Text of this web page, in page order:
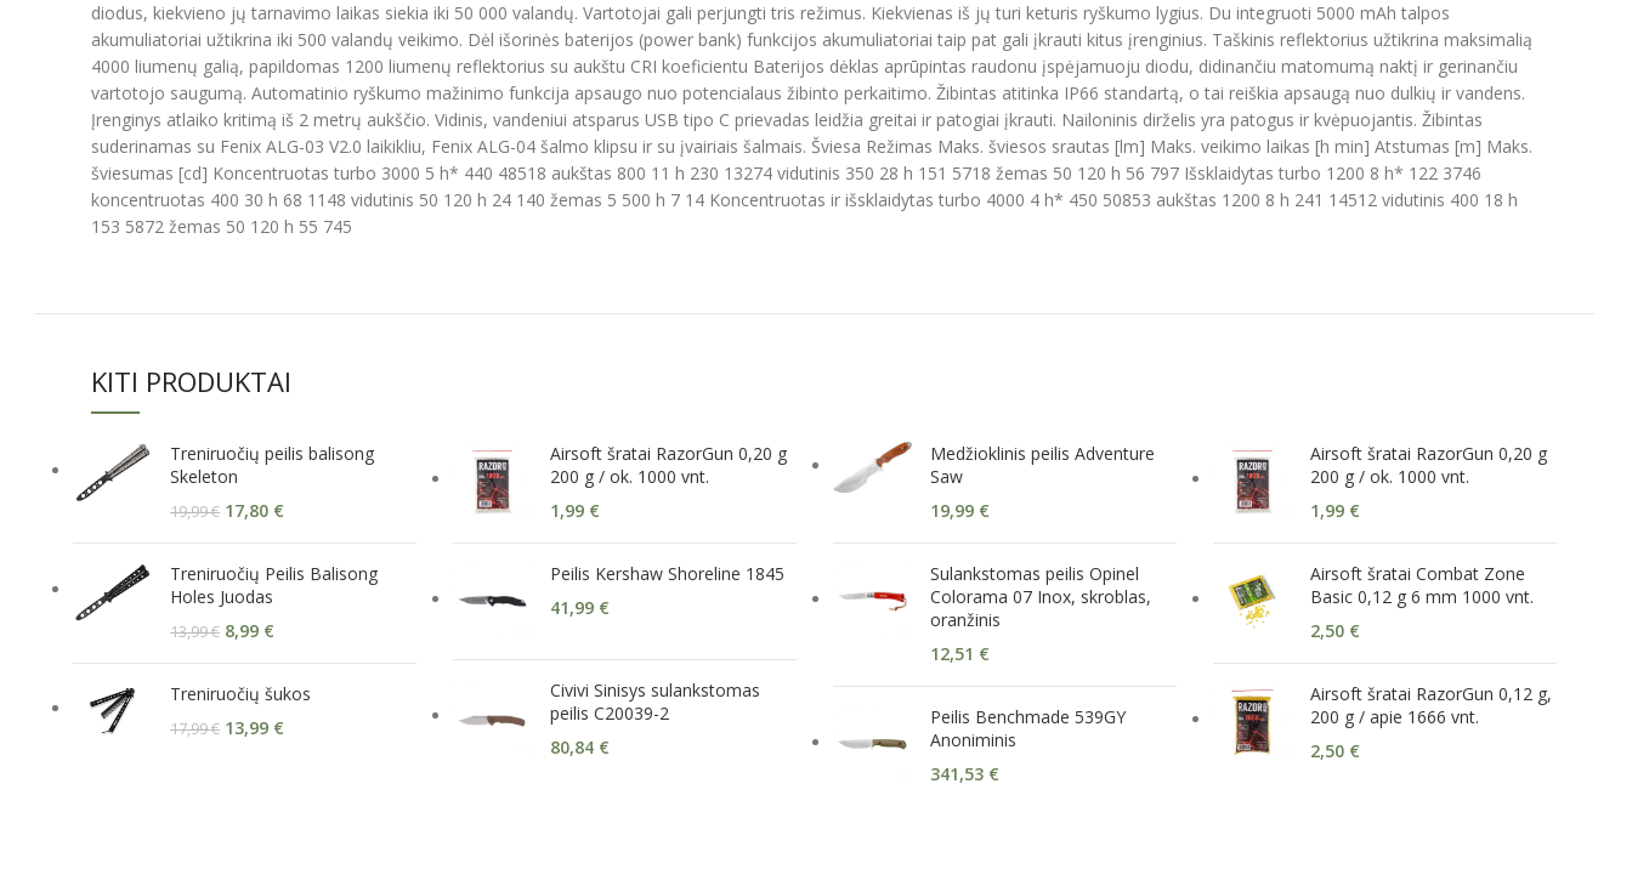
diodus, kiekvieno jų tarnavimo laikas siekia iki 50 000 valandų. Vartotojai gali perjungti tris režimus. Kiekvienas iš jų turi keturis ryškumo lygius. Du integruoti 5000 mAh talpos
akumuliatoriai užtikrina iki 500 valandų veikimo. Dėl išorinės baterijos (power bank) funkcijos akumuliatoriai taip pat gali įkrauti kitus įrenginius. Taškinis reflektorius užtikrina maksimalią
4000 liumenų galią, papildomas 1200 liumenų reflektorius su aukštu CRI koeficientu Baterijos dėklas aprūpintas raudonu įspėjamuoju diodu, didinančiu matomumą naktį ir gerinančiu
vartotojo saugumą. Automatinio ryškumo mažinimo funkcija apsaugo nuo potencialaus žibinto perkaitimo. Žibintas atitinka IP66 standartą, o tai reiškia apsaugą nuo dulkių ir vandens.
Įrenginys atlaiko kritimą iš 2 metrų aukščio. Vidinis, vandeniui atsparus USB tipo C prievadas leidžia greitai ir patogiai įkrauti. Nailoninis dirželis yra patogus ir kvėpuojantis. Žibintas
suderinamas su Fenix ALG-03 V2.0 laikikliu, Fenix ALG-04 šalmo klipsu ir su įvairiais šalmais. Šviesa Režimas Maks. šviesos srautas [lm] Maks. veikimo laikas [h min] Atstumas [m] Maks.
šviesumas [cd] Koncentruotas turbo 3000 5 h* 440 48518 aukštas 800 11 h 230 13274 vidutinis 350 28 h 151 5718 žemas 50 120 h 56 797 Išsklaidytas turbo 1200 8 h* 122 3746
koncentruotas 400 30 h 68 1148 vidutinis 50 120 h 24 140 žemas 5 500 h 7 14 Koncentruotas ir išsklaidytas turbo 4000 4 h* 450 50853 aukštas 1200 8 h 241 14512 vidutinis 400 18 h
153 5872 žemas 50 120 h 55 745
KITI PRODUKTAI
Treniruočių peilis balisong
Skeleton
19,99€ 17,80 €
Treniruočių Peilis Balisong
Holes Juodas
13,99€ 8,99 €
Treniruočių šukos
17,99€ 13,99 €
Airsoft šratai RazorGun 0,20 g
200 g / ok. 1000 vnt.
1,99 €
Peilis Kershaw Shoreline 1845
41,99 €
Civivi Sinisys sulankstomas
peilis C20039-2
80,84 €
Medžioklinis peilis Adventure
Saw
19,99 €
Sulankstomas peilis Opinel
Colorama 07 Inox, skroblas,
oranžinis
12,51 €
Peilis Benchmade 539GY
Anoniminis
341,53 €
Airsoft šratai RazorGun 0,20 g
200 g / ok. 1000 vnt.
1,99 €
Airsoft šratai Combat Zone
Basic 0,12 g 6 mm 1000 vnt.
2,50 €
Airsoft šratai RazorGun 0,12 g,
200 g / apie 1666 vnt.
2,50 €